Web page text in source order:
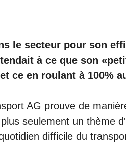
le secteur pour son
à ce que son
ce en roulant à 100%
AG prouve de
seulement un thème
difficile du